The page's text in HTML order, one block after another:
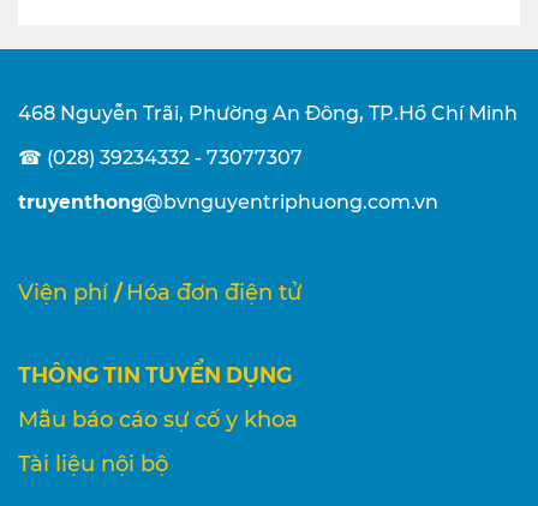
468 Nguyễn Trãi, Phường An Đông, TP.Hồ Chí Minh
☎ (028) 39234332 - 73077307
truyenthong@bvnguyentriphuong.com.vn
Viện phí / Hóa đơn điện tử
THÔNG TIN TUYỂN DỤNG
Mẫu báo cáo sự cố y khoa
Tài liệu nội bộ